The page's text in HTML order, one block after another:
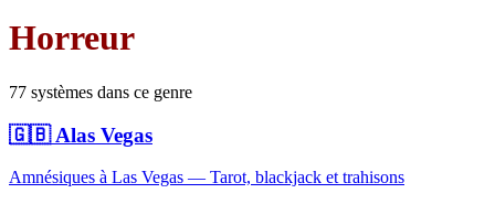
Horreur
77 systèmes dans ce genre
🇬🇧Alas Vegas
Amnésiques à Las Vegas — Tarot, blackjack et trahisons